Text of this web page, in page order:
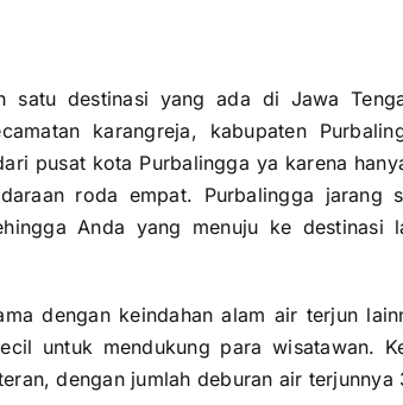
satu destinasi yang ada di Jawa
karangreja, kabupaten
pusat kota Purbalingga ya karena
roda empat. Purbalingga jarang
Anda yang menuju ke destinasi
dengan keindahan alam air terjun
untuk mendukung para wisatawan.
dengan jumlah deburan air terjunnya